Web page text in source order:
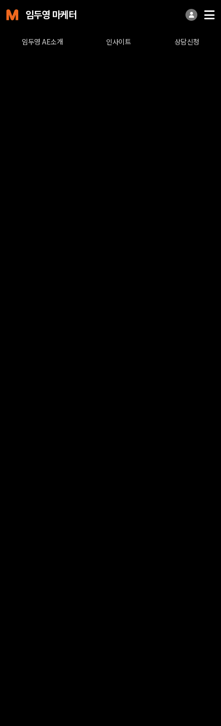
임두영 마케터
임두영 AE소개 인사이트 상담신청